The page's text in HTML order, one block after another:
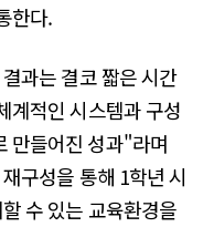
한다.
과는 결코 짧은 시간
계적인 시스템과 구성
만들어진 성과"라며
구성을 통해 1학년 시
수 있는 교육환경을